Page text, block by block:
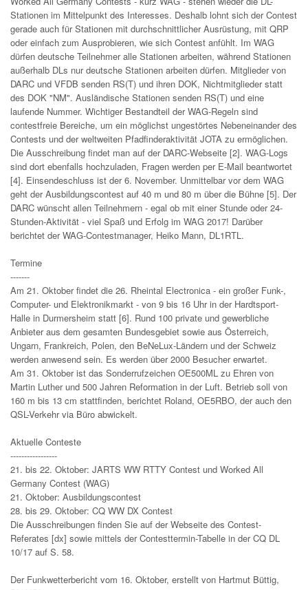
Stationen im Mittelpunkt des Interesses. Deshalb lohnt sich der Contest
gerade auch für Stationen mit durchschnittlicher Ausrüstung, mit QRP
oder einfach zum Ausprobieren, wie sich Contest anfühlt. Im WAG
dürfen deutsche Teilnehmer alle Stationen arbeiten, während Stationen
außerhalb DLs nur deutsche Stationen arbeiten dürfen. Mitglieder von
DARC und VFDB senden RS(T) und ihren DOK, Nichtmitglieder statt
des DOK "NM". Ausländische Stationen senden RS(T) und eine
laufende Nummer. Wichtiger Bestandteil der WAG-Regeln sind
contestfreie Bereiche, um ein möglichst ungestörtes Nebeneinander des
Contests und der weltweiten Pfadfinderaktivität JOTA zu ermöglichen.
Die Ausschreibung findet man auf der DARC-Webseite [2]. WAG-Logs
sind dort ebenfalls hochzuladen, Fragen werden per E-Mail beantwortet
[4]. Einsendeschluss ist der 6. November. Unmittelbar vor dem WAG
geht der Ausbildungscontest auf 40 m und 80 m über die Bühne [5]. Der
DARC wünscht allen Teilnehmern - egal ob mit einer Stunde oder 24-
Stunden-Aktivität - viel Spaß und Erfolg im WAG 2017! Darüber
berichtet der WAG-Contestmanager, Heiko Mann, DL1RTL.
Termine
-------
Am 21. Oktober findet die 26. Rheintal Electronica - ein großer Funk-,
Computer- und Elektronikmarkt - von 9 bis 16 Uhr in der Hardtsport-
Halle in Durmersheim statt [6]. Rund 100 private und gewerbliche
Anbieter aus dem gesamten Bundesgebiet sowie aus Österreich,
Ungarn, Frankreich, Polen, den BeNeLux-Ländern und der Schweiz
werden anwesend sein. Es werden über 2000 Besucher erwartet.
Am 31. Oktober ist das Sonderrufzeichen OE500ML zu Ehren von
Martin Luther und 500 Jahren Reformation in der Luft. Betrieb soll von
160 m bis 13 cm stattfinden, berichtet Roland, OE5RBO, der auch den
QSL-Verkehr via Büro abwickelt.
Aktuelle Conteste
-----------------
21. bis 22. Oktober: JARTS WW RTTY Contest und Worked All
Germany Contest (WAG)
21. Oktober: Ausbildungscontest
28. bis 29. Oktober: CQ WW DX Contest
Die Ausschreibungen finden Sie auf der Webseite des Contest-
Referates [dx] sowie mittels der Contesttermin-Tabelle in der CQ DL
10/17 auf S. 58.
Der Funkwetterbericht vom 16. Oktober, erstellt von Hartmut Büttig,